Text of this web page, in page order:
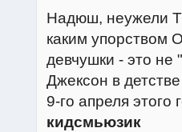
Надюш, неужели
каким упорством
девчушки - это не
Джексон в
9-го апреля
кидсмьюзик